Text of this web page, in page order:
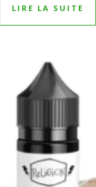
LIRE LA SUITE